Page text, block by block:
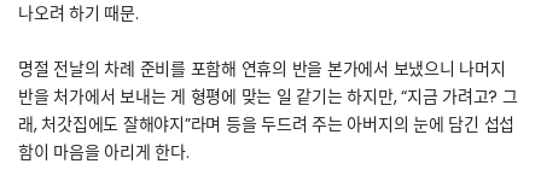
나오려 하기 때문.
명절 전날의 차례 준비를 포함해 연휴의 반을 본가에서 보냈으니 나머지
반을 처가에서 보내는 게 형평에 맞는 일 같기는 하지만, “지금 가려고? 그
래, 처갓집에도 잘해야지”라며 등을 두드려 주는 아버지의 눈에 담긴 섭섭
함이 마음을 아리게 한다.